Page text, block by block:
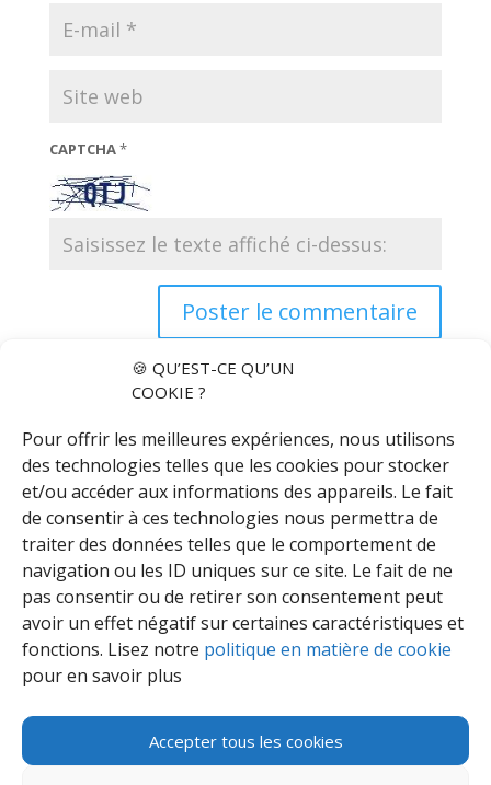
🍪 QU’EST-CE QU’UN
COOKIE ?
Pour offrir les meilleures expériences, nous utilisons
des technologies telles que les cookies pour stocker
et/ou accéder aux informations des appareils. Le fait
de consentir à ces technologies nous permettra de
traiter des données telles que le comportement de
navigation ou les ID uniques sur ce site. Le fait de ne
pas consentir ou de retirer son consentement peut
avoir un effet négatif sur certaines caractéristiques et
fonctions. Lisez notre politique en matière de cookie
pour en savoir plus
Accepter tous les cookies
CAPTCHA*
Articles récents
Accompagnateur.trice Emploi ½ temps – CDI
30 ans d’Info-Sourds de Bruxelles
« Soutenir Info-Sourds, c’est investir dans la dignité »
Formateur.trice CDR Temps partiel
binômes entre interprètes sourds et entendants